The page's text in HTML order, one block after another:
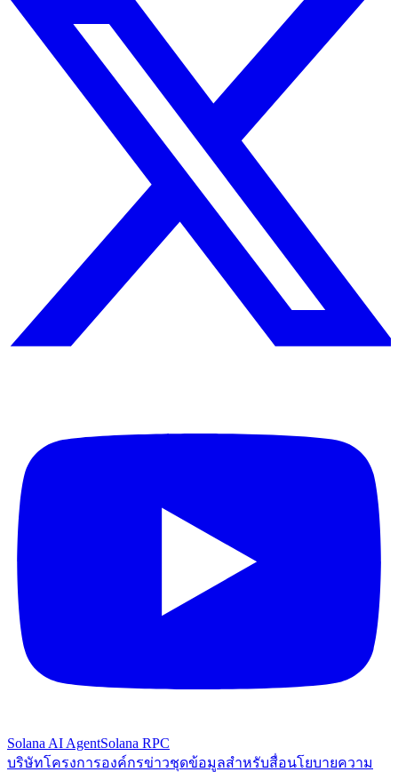
Solana AI AgentSolana RPC
บริษัทโครงการองค์กรข่าวชุดข้อมูลสำหรับสื่อนโยบายความ